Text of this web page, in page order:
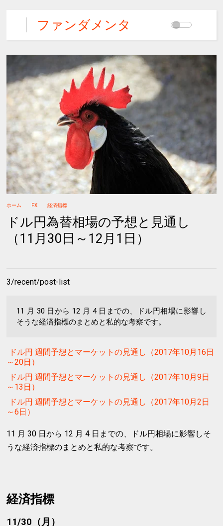
ファンダメンタ
ルズFX
ホーム FX 経済指標
ドル円為替相場の予想と見通し
（11月30日～12月1日）
3/recent/post-list
11 月 30 日から 12 月 4 日までの、ドル円相場に影響し
そうな経済指標のまとめと私的な考察です。
ドル円 週間予想とマーケットの見通し（2017年10月16日
～20日）
ドル円 週間予想とマーケットの見通し（2017年10月9日
～13日）
ドル円 週間予想とマーケットの見通し（2017年10月2日
～6日）
11 月 30 日から 12 月 4 日までの、ドル円相場に影響しそ
うな経済指標のまとめと私的な考察です。
経済指標
11/30（月）